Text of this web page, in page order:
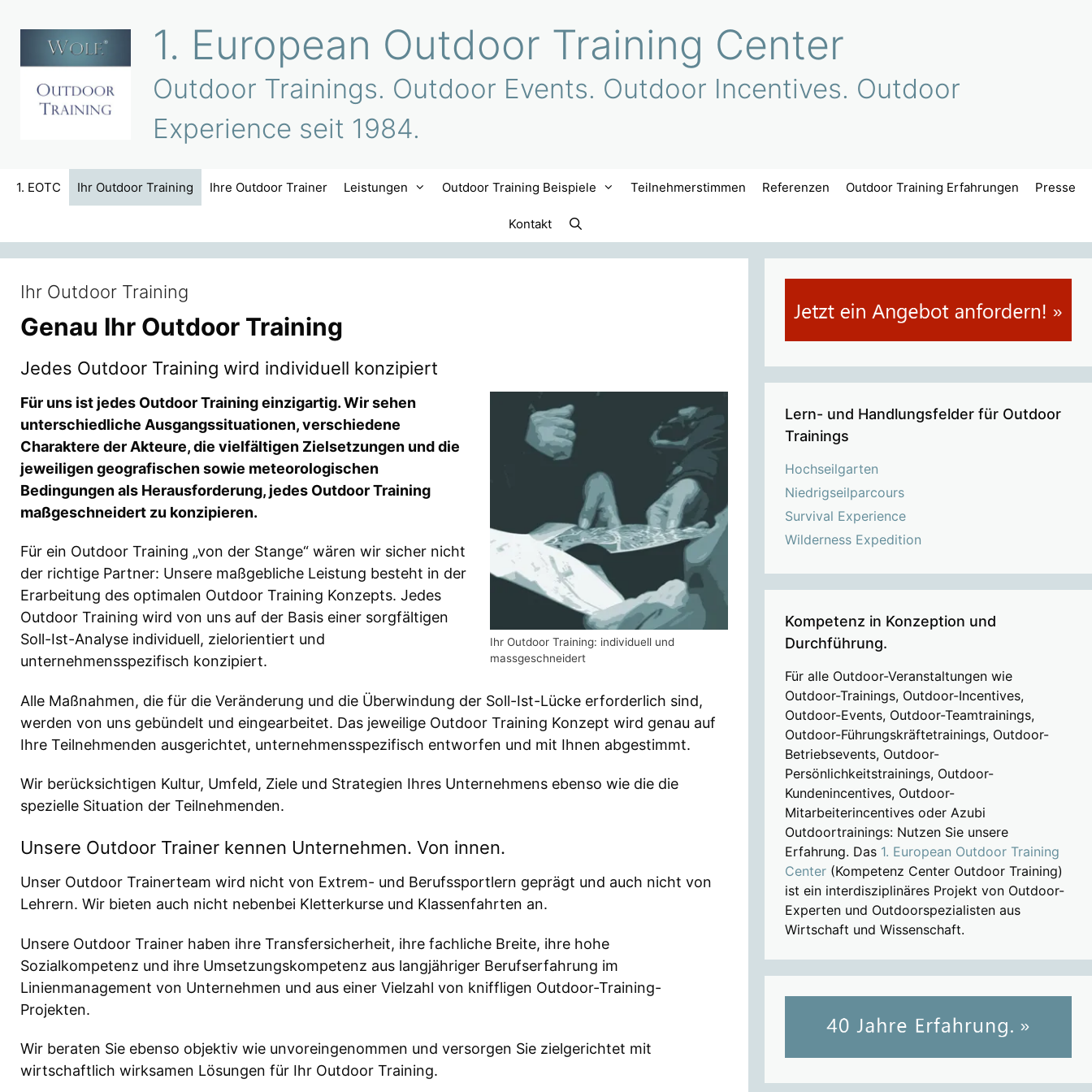
Inhalt
springen
1. European Outdoor Training Center
Outdoor Trainings. Outdoor Events. Outdoor Incentives. Outdoor
Experience seit 1984.
1. EOTC Ihr Outdoor Training Ihre Outdoor Trainer Leistungen Outdoor Training Beispiele Teilnehmerstimmen Referenzen Outdoor Training Erfahrungen Presse
Kontakt
Ihr Outdoor Training
Genau Ihr Outdoor Training
Jedes Outdoor Training wird individuell konzipiert
Ihr Outdoor Training: individuell und
massgeschneidert
Für uns ist jedes Outdoor Training einzigartig. Wir sehen
unterschiedliche Ausgangssituationen, verschiedene
Charaktere der Akteure, die vielfältigen Zielsetzungen und die
jeweiligen geografischen sowie meteorologischen
Bedingungen als Herausforderung, jedes Outdoor Training
maßgeschneidert zu konzipieren.
Für ein Outdoor Training „von der Stange“ wären wir sicher nicht
der richtige Partner: Unsere maßgebliche Leistung besteht in der
Erarbeitung des optimalen Outdoor Training Konzepts. Jedes
Outdoor Training wird von uns auf der Basis einer sorgfältigen
Soll-Ist-Analyse individuell, zielorientiert und
unternehmensspezifisch konzipiert.
Alle Maßnahmen, die für die Veränderung und die Überwindung der Soll-Ist-Lücke erforderlich sind,
werden von uns gebündelt und eingearbeitet. Das jeweilige Outdoor Training Konzept wird genau auf
Ihre Teilnehmenden ausgerichtet, unternehmensspezifisch entworfen und mit Ihnen abgestimmt.
Wir berücksichtigen Kultur, Umfeld, Ziele und Strategien Ihres Unternehmens ebenso wie die die
spezielle Situation der Teilnehmenden.
Unsere Outdoor Trainer kennen Unternehmen. Von innen.
Unser Outdoor Trainerteam wird nicht von Extrem- und Berufssportlern geprägt und auch nicht von
Lehrern. Wir bieten auch nicht nebenbei Kletterkurse und Klassenfahrten an.
Unsere Outdoor Trainer haben ihre Transfersicherheit, ihre fachliche Breite, ihre hohe
Sozialkompetenz und ihre Umsetzungskompetenz aus langjähriger Berufserfahrung im
Linienmanagement von Unternehmen und aus einer Vielzahl von kniffligen Outdoor-Training-
Projekten.
Wir beraten Sie ebenso objektiv wie unvoreingenommen und versorgen Sie zielgerichtet mit
wirtschaftlich wirksamen Lösungen für Ihr Outdoor Training.
Lern- und Handlungsfelder für Outdoor
Trainings
Hochseilgarten
Niedrigseilparcours
Survival Experience
Wilderness Expedition
Kompetenz in Konzeption und
Durchführung.
Für alle Outdoor-Veranstaltungen wie
Outdoor-Trainings, Outdoor-Incentives,
Outdoor-Events, Outdoor-Teamtrainings,
Outdoor-Führungskräftetrainings, Outdoor-
Betriebsevents, Outdoor-
Persönlichkeitstrainings, Outdoor-
Kundenincentives, Outdoor-
Mitarbeiterincentives oder Azubi
Outdoortrainings: Nutzen Sie unsere
Erfahrung. Das 1. European Outdoor Training
Center(Kompetenz Center Outdoor Training)
ist ein interdisziplinäres Projekt von Outdoor-
Experten und Outdoorspezialisten aus
Wirtschaft und Wissenschaft.